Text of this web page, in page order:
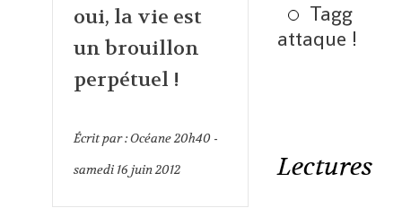
oui, la vie est
un brouillon
perpétuel !
Écrit par :Océane20h40-
samedi 16juin 2012
Tagg
attaque !
Lectures